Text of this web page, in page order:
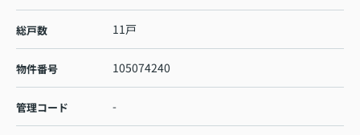
総戸数 11戸
物件番号 105074240
管理コード -